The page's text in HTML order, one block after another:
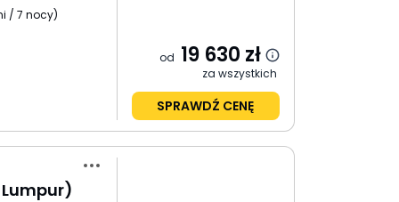
/ 7 nocy)
od 19 630 zł
za wszystkich
SPRAWDŹ CENĘ